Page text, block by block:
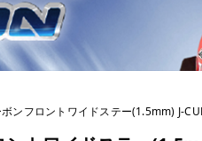
ンフロントワイドステー(1.5mm) J-